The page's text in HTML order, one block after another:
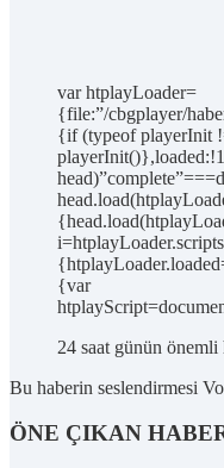
var htplayLoader=
{file:”/cbgplayer/
{if (typeof playerInit
{var
24 saat günün
Bu haberin seslendirmesi
ÖNE ÇIKAN